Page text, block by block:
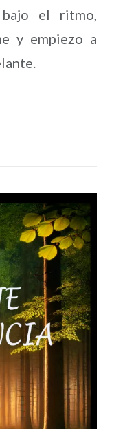
bajo el ritmo,
y empiezo a